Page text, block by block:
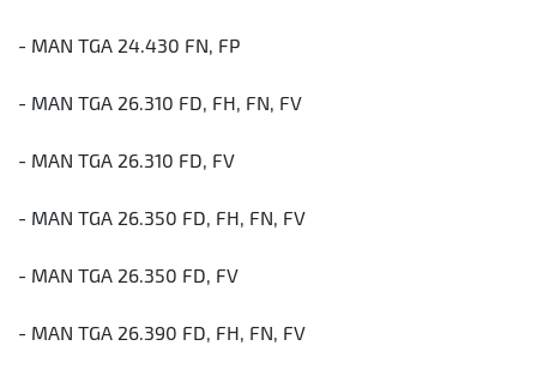
- MAN TGA 24.430 FN, FP
- MAN TGA 26.310 FD, FH, FN, FV
- MAN TGA 26.310 FD, FV
- MAN TGA 26.350 FD, FH, FN, FV
- MAN TGA 26.350 FD, FV
- MAN TGA 26.390 FD, FH, FN, FV